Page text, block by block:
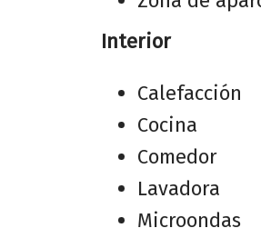
Interior
Calefacción
Cocina
Comedor
Lavadora
Microondas